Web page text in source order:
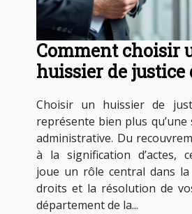
Comment choisir
huissier de justice
Choisir un huissier de
représente bien plus
administrative. Du
à la signification d’actes,
joue un rôle central dans la
droits et la résolution de
département de la...